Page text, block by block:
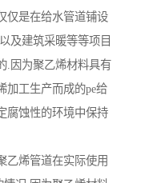
仅是在给水管道铺设
及建筑采暖等等项目
.因为聚乙烯材料具有
加工生产而成的pe给
腐蚀性的环境中保持
乙烯管道在实际使用